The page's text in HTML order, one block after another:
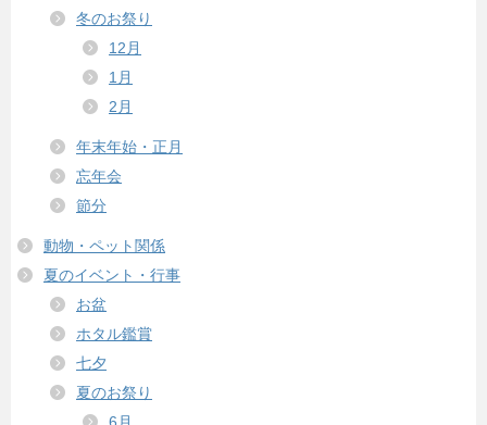
冬のお祭り
12月
1月
2月
年末年始・正月
忘年会
節分
動物・ペット関係
夏のイベント・行事
お盆
ホタル鑑賞
七夕
夏のお祭り
6月